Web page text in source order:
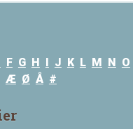
F G H J K L M N O
Æ Ø Å #